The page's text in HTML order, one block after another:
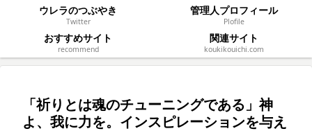
ウレラのつぶやき
Twitter
管理人プロフィール
Plofile
おすすめサイト
recommend
関連サイト
koukikouichi.com
「祈りとは魂のチューニングである」神
よ、我に力を。インスピレーションを与え